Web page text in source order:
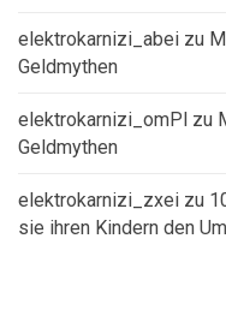
elektrokarnizi_abei zu
Geldmythen
elektrokarnizi_omPl zu
Geldmythen
elektrokarnizi_zxei zu
sie ihren Kindern den